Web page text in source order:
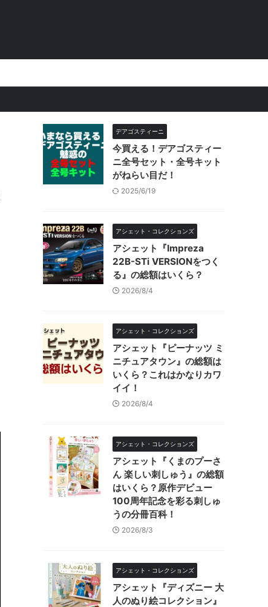
デアゴスティーニ
今買える！デアゴスティー
ニ全号セット・全号キット
がねらい目だ！
2025/6/19
アシェット・コレクションズ
アシェット『Impreza
22B-STi VERSIONをつく
る』の総額はいくら？
2026/8/4
アシェット・コレクションズ
アシェット『ピーナッツ ミ
ニチュアタウン』の総額は
いくら？これはかなりカワ
イイ！
2026/8/4
アシェット・コレクションズ
アシェット『くまのプーさ
ん 楽しい刺しゅう』の総額
はいくら？原作デビュー
100周年記念を彩る刺しゅ
うの分冊百科！
2026/8/3
アシェット・コレクションズ
アシェット『ディズニー 大
人のぬり絵コレクション』